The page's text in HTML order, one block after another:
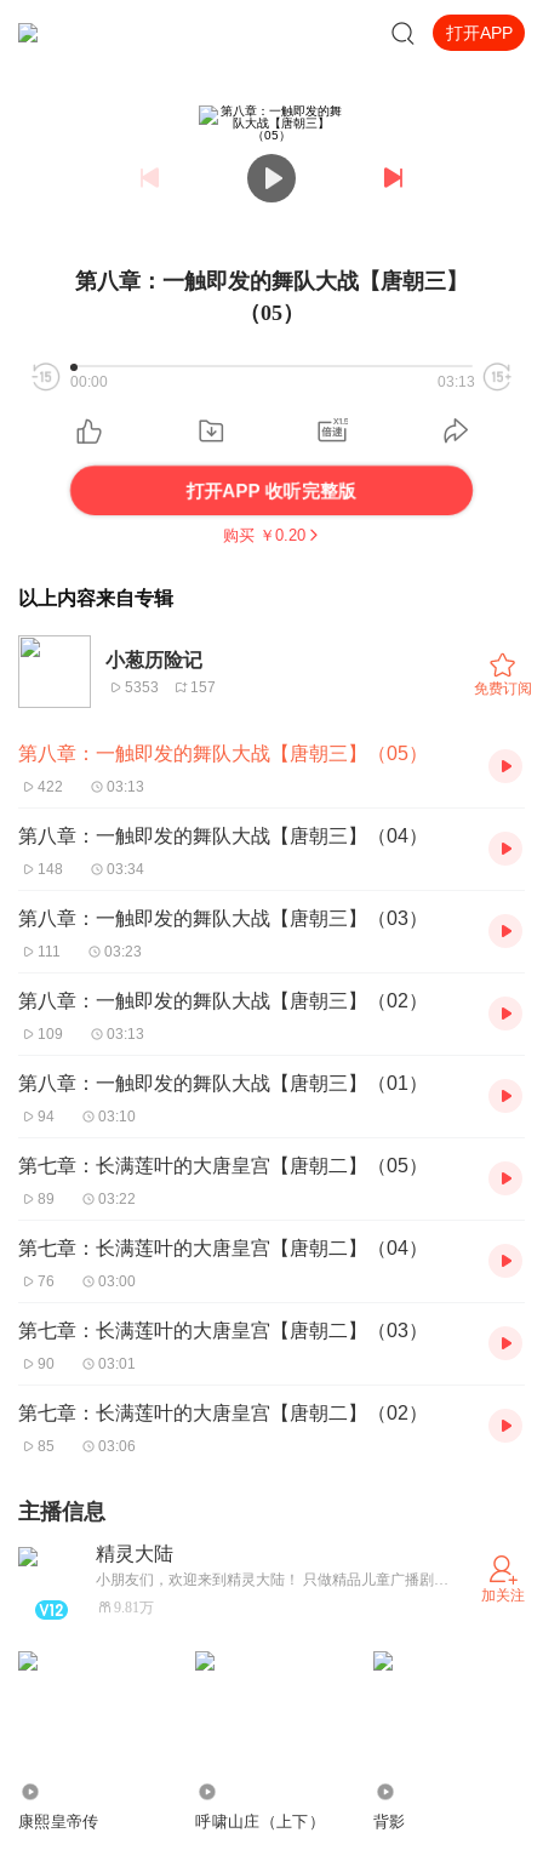
打开APP
第八章：一触即发的舞队大战【唐朝三】
（05）
00:00 03:13
打开APP 收听完整版
购买 ￥ 0.20
以上内容来自专辑
小葱历险记
5353 157 免费订阅
第八章：一触即发的舞队大战【唐朝三】（05）
422 03:13
第八章：一触即发的舞队大战【唐朝三】（04）
148 03:34
第八章：一触即发的舞队大战【唐朝三】（03）
111 03:23
第八章：一触即发的舞队大战【唐朝三】（02）
109 03:13
第八章：一触即发的舞队大战【唐朝三】（01）
94 03:10
第七章：长满莲叶的大唐皇宫【唐朝二】（05）
89 03:22
第七章：长满莲叶的大唐皇宫【唐朝二】（04）
76 03:00
第七章：长满莲叶的大唐皇宫【唐朝二】（03）
90 03:01
第七章：长满莲叶的大唐皇宫【唐朝二】（02）
85 03:06
主播信息
精灵大陆
小朋友们，欢迎来到精灵大陆！ 只做精品儿童广播剧，欢迎合作哦。
9.81万
加关注
康熙皇帝传 呼啸山庄（上下） 背影